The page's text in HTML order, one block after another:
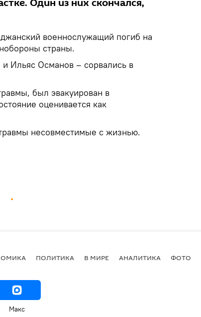
Один из них скончался,
военнослужащий погиб на
страны.
Ильяс Османов – сорвались в
был эвакуирован в
оценивается как
несовместимые с жизнью.
ПОЛИТИКА В МИРЕ АНАЛИТИКА ФОТО
Макс